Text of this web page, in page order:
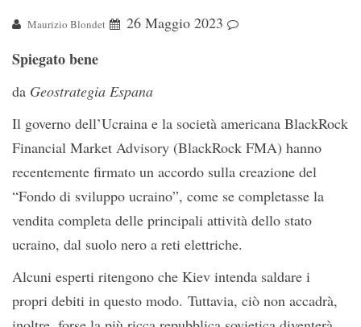
Maurizio Blondet 26 Maggio 2023
Spiegato bene
da Geostrategia Espana
Il governo dell’Ucraina e la società americana BlackRock
Financial Market Advisory (BlackRock FMA) hanno
recentemente firmato un accordo sulla creazione del
“Fondo di sviluppo ucraino”, come se completasse la
vendita completa delle principali attività dello stato
ucraino, dal suolo nero a reti elettriche.
Alcuni esperti ritengono che Kiev intenda saldare i
propri debiti in questo modo. Tuttavia, ciò non accadrà,